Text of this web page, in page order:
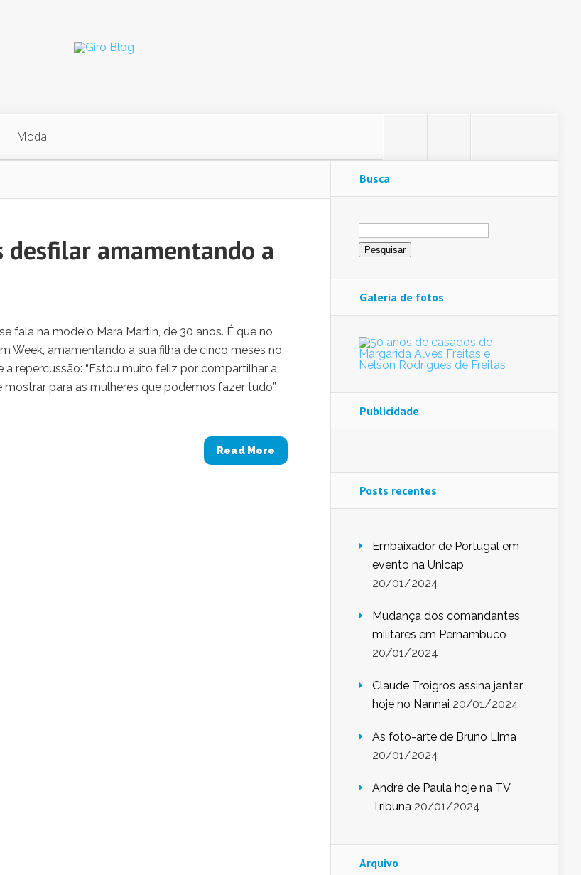
Moda
desfilar amamentando a
fala na modelo Mara Martin, de 30 anos. É que no
Week, amamentando a sua filha de cinco meses no
repercussão: “Estou muito feliz por compartilhar a
para as mulheres que podemos fazer tudo”.
Read More
Busca
Pesquisar
por:
Galeria de fotos
Publicidade
Posts recentes
Embaixador de Portugal em
evento na Unicap
20/01/2024
Mudança dos comandantes
militares em Pernambuco
20/01/2024
Claude Troigros assina jantar
hoje no Nannai 20/01/2024
As foto-arte de Bruno Lima
20/01/2024
André de Paula hoje na TV
Tribuna 20/01/2024
Arquivo